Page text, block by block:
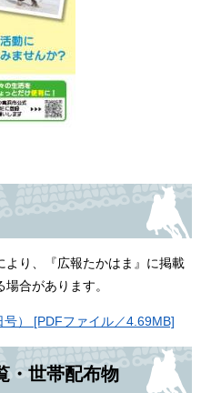
り、『広報たかはま』に掲載
合があります。
） [PDFファイル／4.69MB]
・世帯配布物